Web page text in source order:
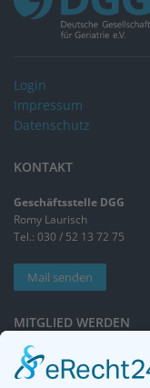
Login
Impressum
Datenschutz
KONTAKT
Geschäftsstelle DGG
Romy Laurisch
Tel.: 030 / 52 13 72 75
Mail senden
MITGLIED WERDEN
Sieben gute Gründe
für Ihre Mitgliedschaft